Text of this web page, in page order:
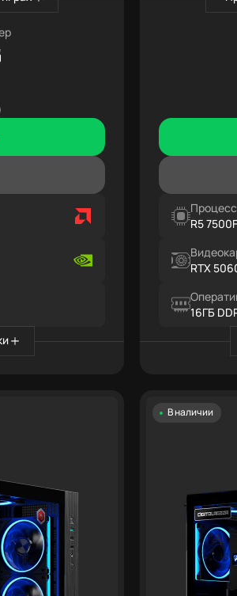
R5 7500F
RTX
16ГБ
В наличии